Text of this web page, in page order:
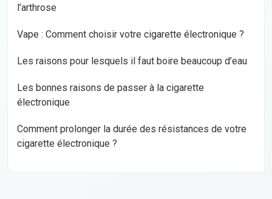
l’arthrose
Vape : Comment choisir votre cigarette électronique ?
Les raisons pour lesquels il faut boire beaucoup d’eau
Les bonnes raisons de passer à la cigarette
électronique
Comment prolonger la durée des résistances de votre
cigarette électronique ?